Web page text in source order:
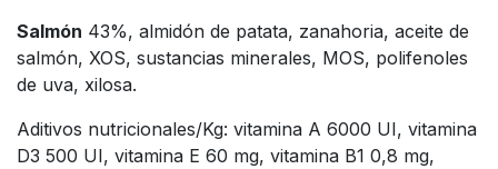
Salmón 43%, almidón de patata, zanahoria, aceite de
salmón, XOS, sustancias minerales, MOS, polifenoles
de uva, xilosa.
Aditivos nutricionales/Kg: vitamina A 6000 UI, vitamina
D3 500 UI, vitamina E 60 mg, vitamina B1 0,8 mg,